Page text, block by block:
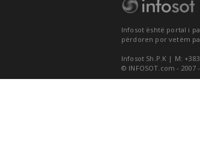
Infosot është portal i
përdoren por vetëm
Infosot Sh.P.K | M:
© INFOSOT.com -